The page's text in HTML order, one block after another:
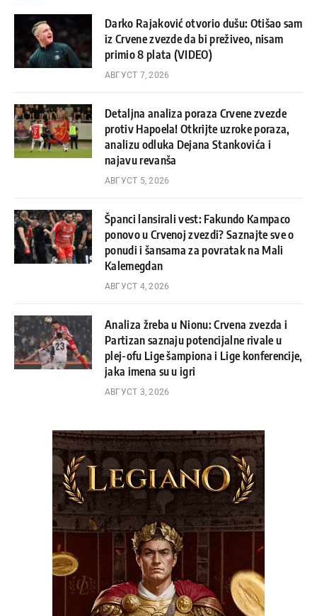
Darko Rajaković otvorio dušu: Otišao sam
iz Crvene zvezde da bi preživeo, nisam
primio 8 plata (VIDEO)
АВГУСТ 7, 2026
Detaljna analiza poraza Crvene zvezde
protiv Hapoela! Otkrijte uzroke poraza,
analizu odluka Dejana Stankovića i
najavu revanša
АВГУСТ 5, 2026
Španci lansirali vest: Fakundo Kampaco
ponovo u Crvenoj zvezdi? Saznajte sve o
ponudi i šansama za povratak na Mali
Kalemegdan
АВГУСТ 4, 2026
Analiza žreba u Nionu: Crvena zvezda i
Partizan saznaju potencijalne rivale u
plej-ofu Lige šampiona i Lige konferencije,
jaka imena su u igri
АВГУСТ 3, 2026